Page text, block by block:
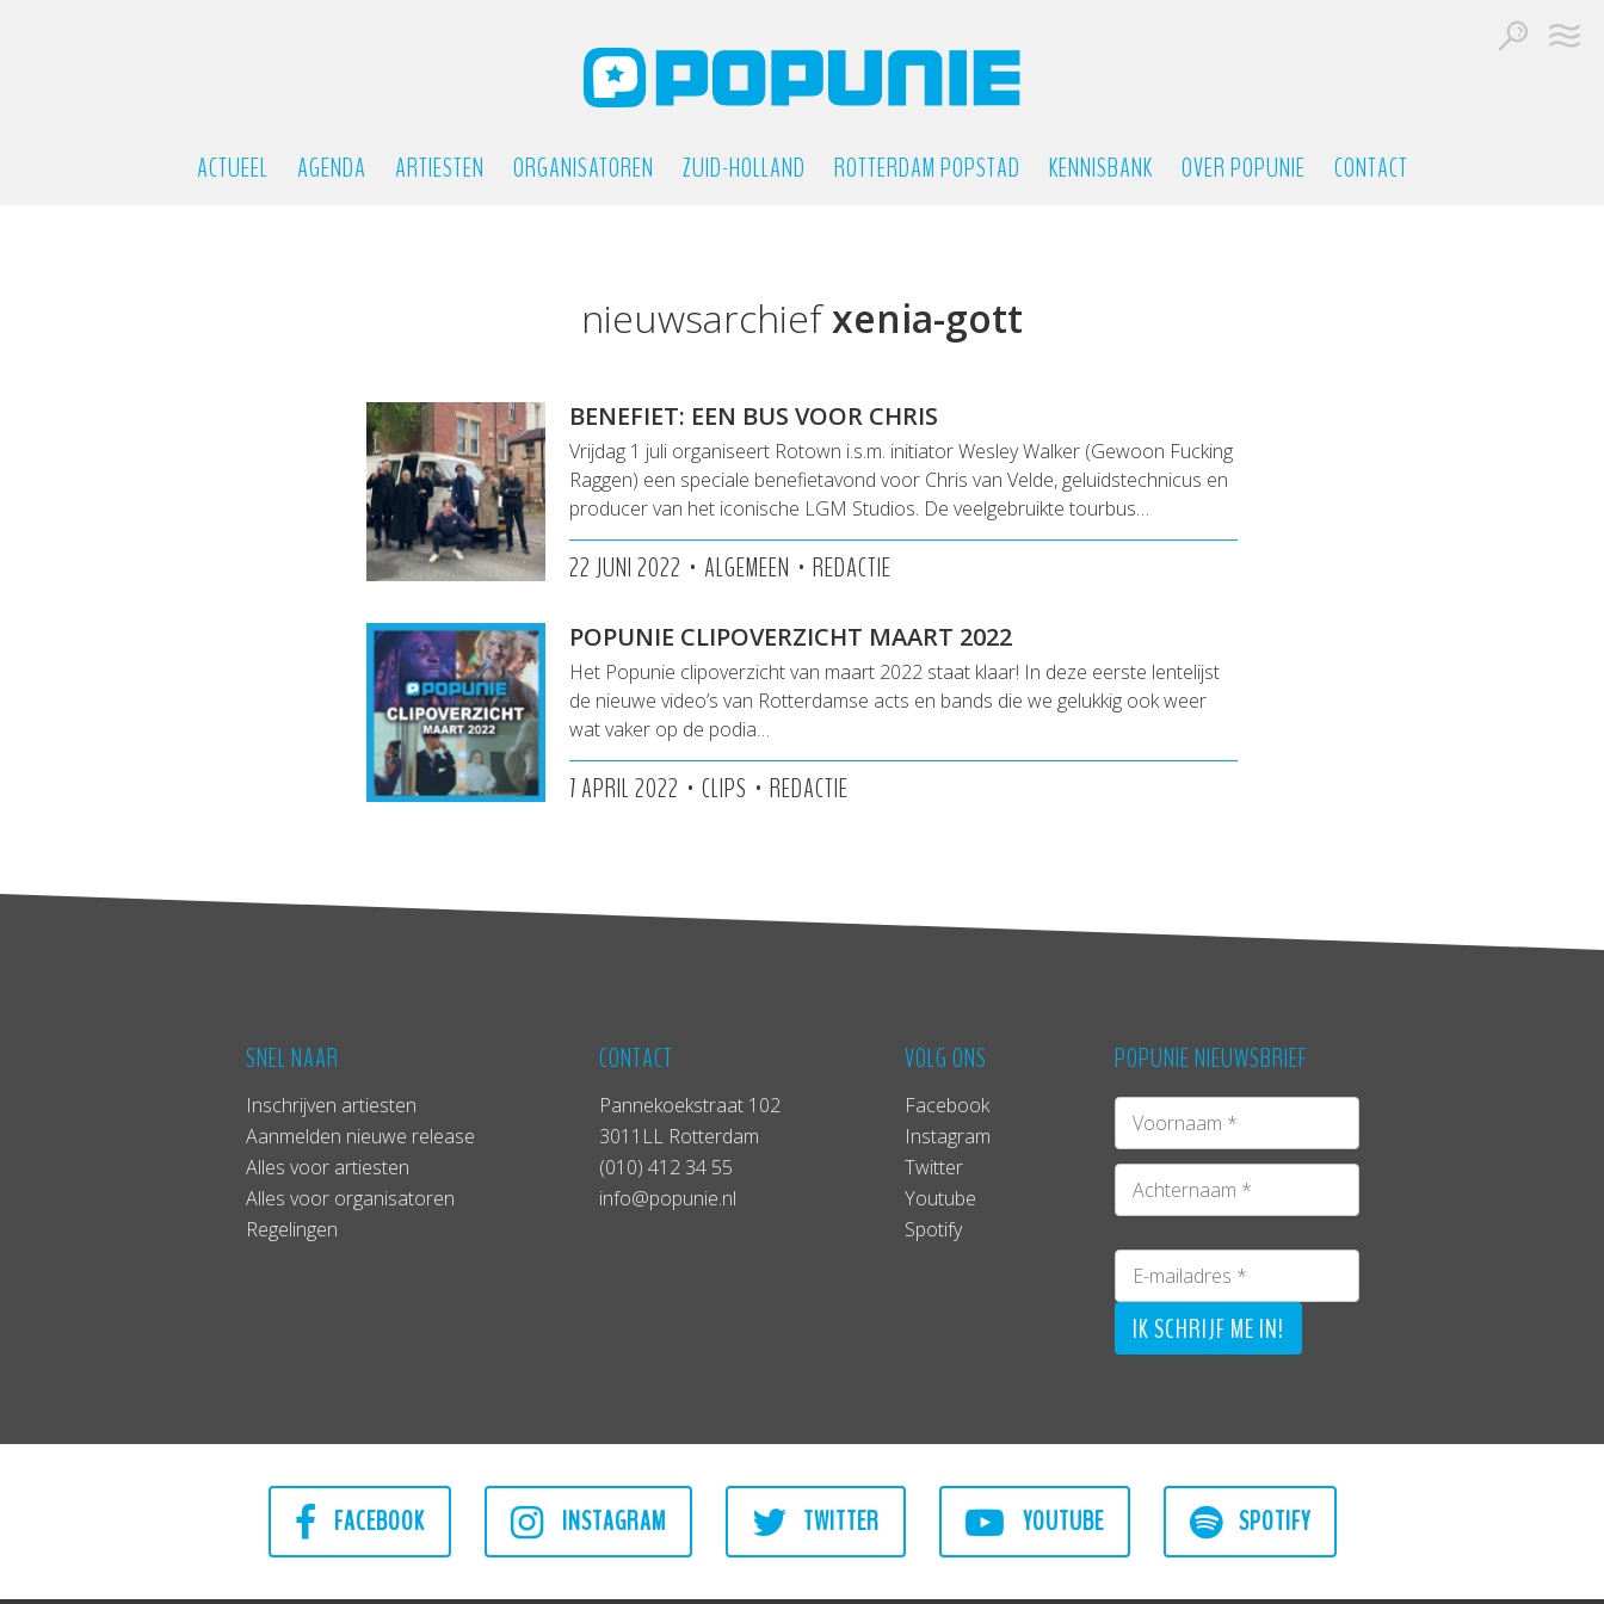
ACTUEEL AGENDA ARTIESTEN ORGANISATOREN ZUID-HOLLAND ROTTERDAM POPSTAD KENNISBANK OVER POPUNIE CONTACT
nieuwsarchiefxenia-gott
BENEFIET: EEN BUS VOOR CHRIS
Vrijdag 1 juli organiseert Rotown i.s.m. initiator Wesley Walker (Gewoon Fucking
Raggen) een speciale benefietavond voor Chris van Velde, geluidstechnicus en
producer van het iconische LGM Studios. De veelgebruikte tourbus…
22 JUNI 2022 • ALGEMEEN • REDACTIE
POPUNIE CLIPOVERZICHT MAART 2022
Het Popunie clipoverzicht van maart 2022 staat klaar! In deze eerste lentelijst
de nieuwe video’s van Rotterdamse acts en bands die we gelukkig ook weer
wat vaker op de podia…
7 APRIL 2022 • CLIPS • REDACTIE
SNEL NAAR
Inschrijven artiesten
Aanmelden nieuwe release
Alles voor artiesten
Alles voor organisatoren
Regelingen
CONTACT
Pannekoekstraat 102
3011LL Rotterdam
(010) 412 34 55
info@popunie.nl
VOLG ONS
Facebook
Instagram
Twitter
Youtube
Spotify
POPUNIE NIEUWSBRIEF
FACEBOOK INSTAGRAM TWITTER YOUTUBE SPOTIFY